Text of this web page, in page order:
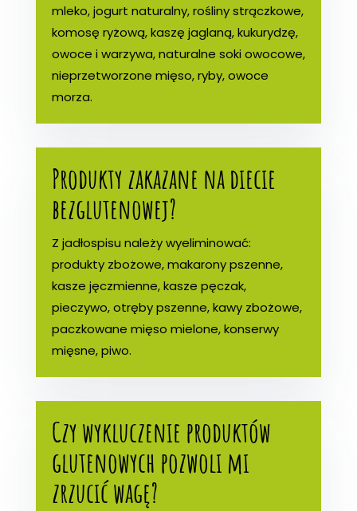
mleko, jogurt naturalny, rośliny strączkowe,
komosę ryżową, kaszę jaglaną, kukurydzę,
owoce i warzywa, naturalne soki owocowe,
nieprzetworzone mięso, ryby, owoce
morza.
Produkty zakazane na diecie
bezglutenowej?
Z jadłospisu należy wyeliminować:
produkty zbożowe, makarony pszenne,
kasze jęczmienne, kasze pęczak,
pieczywo, otręby pszenne, kawy zbożowe,
paczkowane mięso mielone, konserwy
mięsne, piwo.
Czy wykluczenie produktów
glutenowych pozwoli mi
zrzucić wagę?